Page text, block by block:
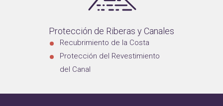
Protección de Riberas y Canales
Recubrimiento de la Costa
Protección del Revestimiento
del Canal